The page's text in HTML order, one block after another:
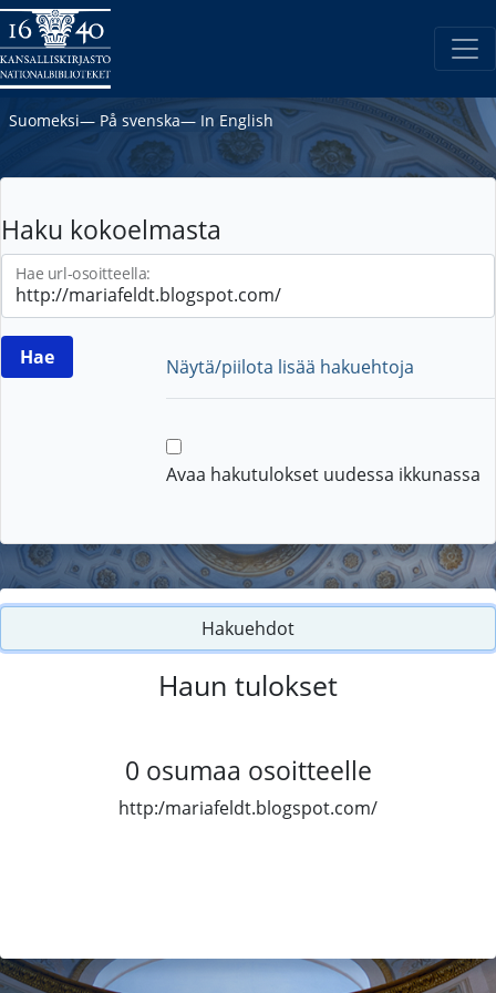
Suomeksi― På svenska― In English
Haku kokoelmasta
Hae url-osoitteella:
Näytä/piilota lisää hakuehtoja
Avaa hakutulokset uudessa ikkunassa
Hakuehdot
Haun tulokset
0 osumaa osoitteelle
http:/mariafeldt.blogspot.com/